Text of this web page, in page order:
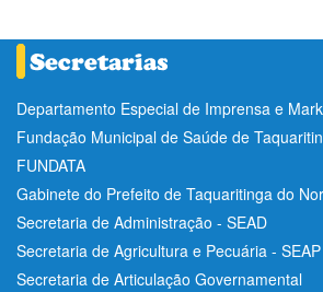
Departamento Especial de Imprensa e
Fundação Municipal de Saúde de
FUNDATA
Gabinete do Prefeito de Taquaritinga do
Secretaria de Administração - SEAD
Secretaria de Agricultura e Pecuária - SEAP
Secretaria de Articulação Governamental